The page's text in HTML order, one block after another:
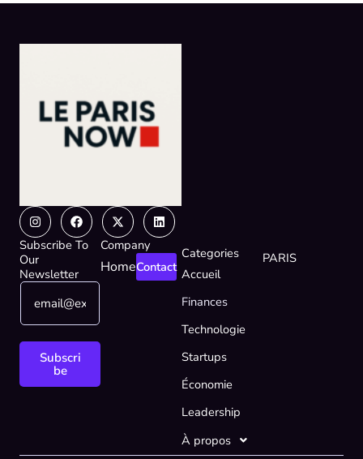
InstagramFacebook
X-
twitter
Linkedin
Subscribe To
Our
Newsletter
E
a
i
*
E
a
Subscri
be
Company
HomeContact
Categories
Accueil
Finances
Technologie
Startups
Économie
Leadership
À propos
PARIS